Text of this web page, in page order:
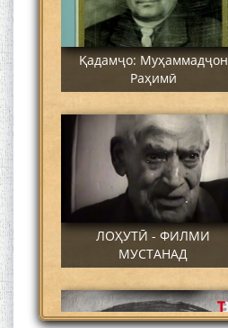
Қадамҷо: Муҳаммадҷон
Раҳимӣ
ЛОҲУТӢ - ФИЛМИ
МУСТАНАД